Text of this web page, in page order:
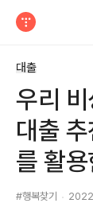
대출
우리
대출
를 활
#행복찾기